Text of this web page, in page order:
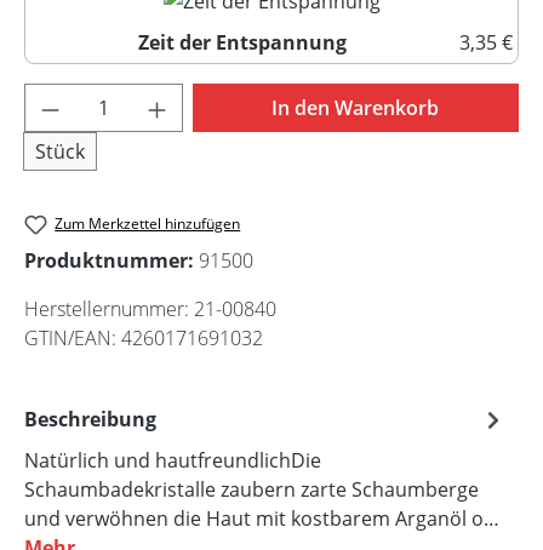
Zeit der Entspannung
3,35 €
Zeit der Entspannung
Produkt Anzahl: Gib den gewünschten
Stück
In den Warenkorb
Zum Merkzettel hinzufügen
Produktnummer: 91500
Herstellernummer: 21-00840
GTIN/EAN: 4260171691032
Beschreibung
Natürlich und hautfreundlichDie
Schaumbadekristalle zaubern zarte Schaumberge
und verwöhnen die Haut mit kostbarem Arganöl o…